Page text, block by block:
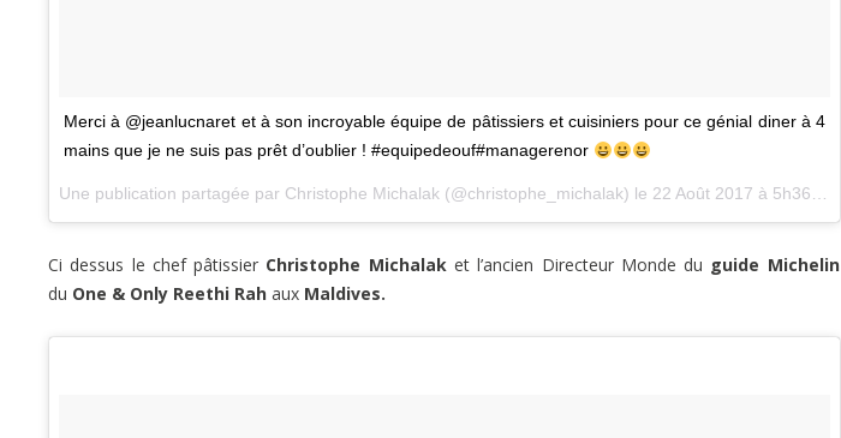
Merci à @jeanlucnaret et à son incroyable équipe de pâtissiers et cuisiniers pour ce génial diner à 4
mains que je ne suis pas prêt d’oublier ! #equipedeouf#managerenor
Une publication partagée par Christophe Michalak (@christophe_michalak) le 22 Août 2017 à 5h36 PDT
Ci dessus le chef pâtissier Christophe Michalaket l’ancien Directeur Monde du guide Michelin
du One & Only Reethi Rah aux Maldives.